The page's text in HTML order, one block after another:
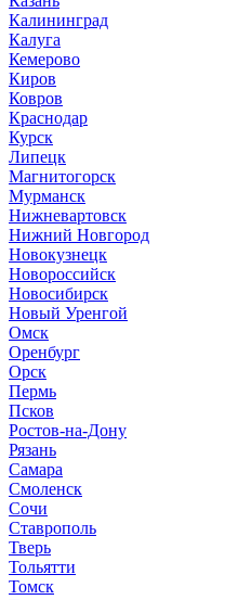
Калининград
Калуга
Кемерово
Киров
Ковров
Краснодар
Курск
Липецк
Магнитогорск
Мурманск
Нижневартовск
Нижний Новгород
Новокузнецк
Новороссийск
Новосибирск
Новый Уренгой
Омск
Оренбург
Орск
Пермь
Псков
Ростов-на-Дону
Рязань
Самара
Смоленск
Сочи
Ставрополь
Тверь
Тольятти
Томск